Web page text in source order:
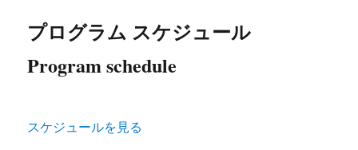
プログラム スケジュール
Program schedule
スケジュールを見る